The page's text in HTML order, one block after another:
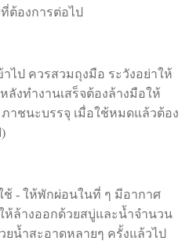
ต้องการต่อไป
ป ควรสวมถุงมือ ระวังอย่าให้
ลังทำงานเสร็จต้องล้างมือให้
าชนะบรรจุ เมื่อใช้หมดแล้วต้อง
- ให้พักผ่อนในที่ ๆ มีอากาศ
ห้ล้างออกด้วยสบู่และน้ำจำนวน
ยน้ำสะอาดหลายๆ ครั้งแล้วไป